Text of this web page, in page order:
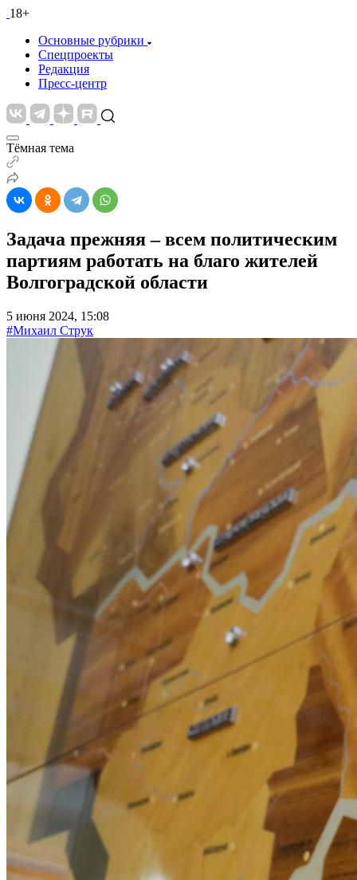
18+
Основные рубрики
Спецпроекты
Редакция
Пресс-центр
Тёмная тема
Задача прежняя – всем политическим
партиям работать на благо жителей
Волгоградской области
5 июня 2024, 15:08
#Михаил Струк